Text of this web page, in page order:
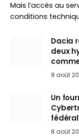
Mais l’accès au
conditions
Dacia
deux
9 août
Un
8 août